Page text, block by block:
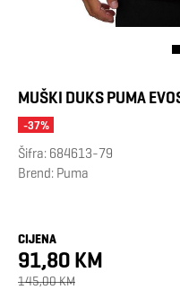
MUŠKI DUKS PUMA
-37%
Šifra: 684613-79
Brend: Puma
CIJENA
91,80 KM
145,00 KM